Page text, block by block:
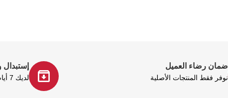
ضمان رضاء العميل
نوفر فقط المنتجات الأصلية لديك 7 أيام لتتخذ قرارك